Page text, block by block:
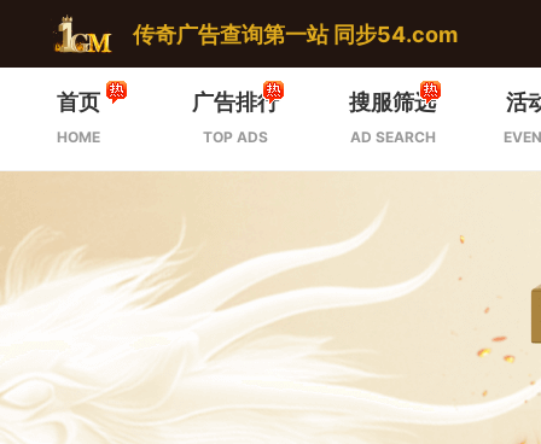
传奇广告查询第一站 同步54.com
首页
HOME
广告排行
TOP ADS
搜服筛选
AD SEARCH
活